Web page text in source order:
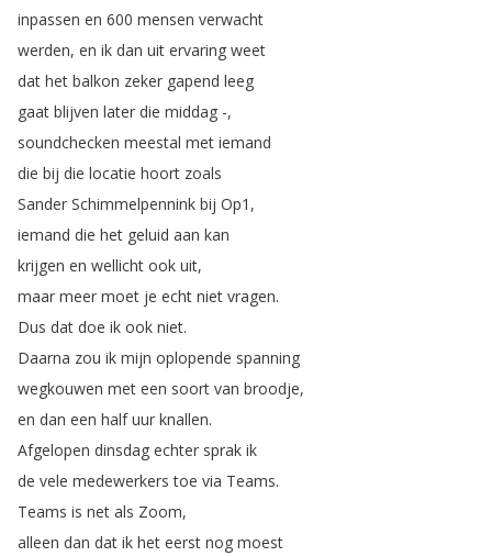
inpassen en 600 mensen verwacht
werden, en ik dan uit ervaring weet
dat het balkon zeker gapend leeg
gaat blijven later die middag -,
soundchecken meestal met iemand
die bij die locatie hoort zoals
Sander Schimmelpennink bij Op1,
iemand die het geluid aan kan
krijgen en wellicht ook uit,
maar meer moet je echt niet vragen.
Dus dat doe ik ook niet.
Daarna zou ik mijn oplopende spanning
wegkouwen met een soort van broodje,
en dan een half uur knallen.
Afgelopen dinsdag echter sprak ik
de vele medewerkers toe via Teams.
Teams is net als Zoom,
alleen dan dat ik het eerst nog moest